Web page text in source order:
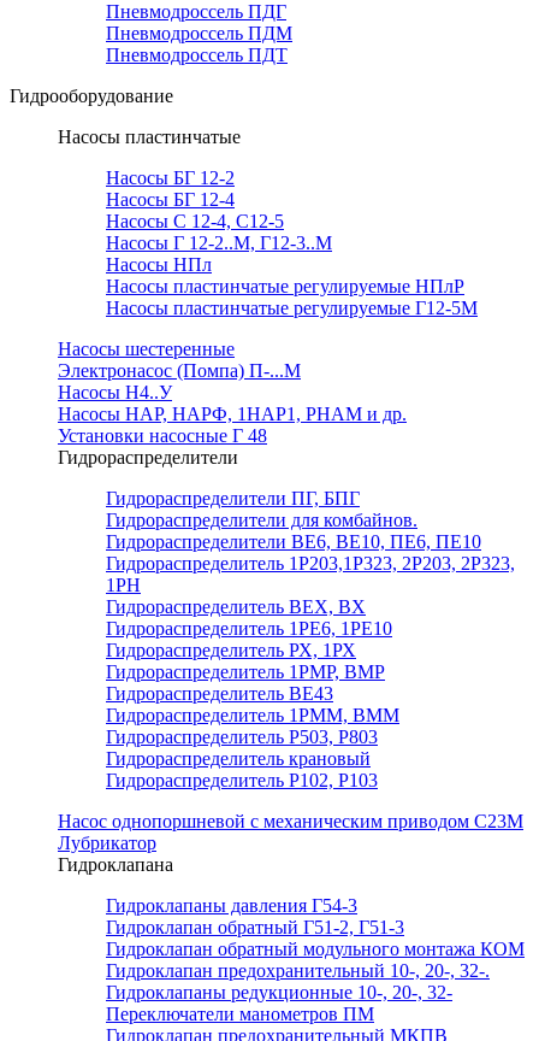
Пневмодроссель ПДГ
Пневмодроссель ПДМ
Пневмодроссель ПДТ
Гидрооборудование
Насосы пластинчатые
Насосы БГ 12-2
Насосы БГ 12-4
Насосы С 12-4, С12-5
Насосы Г 12-2..М, Г12-3..М
Насосы НПл
Насосы пластинчатые регулируемые НПлР
Насосы пластинчатые регулируемые Г12-5М
Насосы шестеренные
Электронасос (Помпа) П-...М
Насосы Н4..У
Насосы НАР, НАРФ, 1НАР1, РНАМ и др.
Установки насосные Г 48
Гидрораспределители
Гидрораспределители ПГ, БПГ
Гидрораспределители для комбайнов.
Гидрораспределители ВЕ6, ВЕ10, ПЕ6, ПЕ10
Гидрораспределитель 1Р203,1Р323, 2Р203, 2Р323,
1РН
Гидрораспределитель ВЕХ, ВХ
Гидрораспределитель 1РЕ6, 1РЕ10
Гидрораспределитель РХ, 1РХ
Гидрораспределитель 1РМР, ВМР
Гидрораспределитель ВЕ43
Гидрораспределитель 1РММ, ВММ
Гидрораспределитель Р503, Р803
Гидрораспределитель крановый
Гидрораспределитель Р102, Р103
Насос однопоршневой с механическим приводом С23М
Лубрикатор
Гидроклапана
Гидроклапаны давления Г54-3
Гидроклапан обратный Г51-2, Г51-3
Гидроклапан обратный модульного монтажа КОМ
Гидроклапан предохранительный 10-, 20-, 32-.
Гидроклапаны редукционные 10-, 20-, 32-
Переключатели манометров ПМ
Гидроклапан предохранительный МКПВ